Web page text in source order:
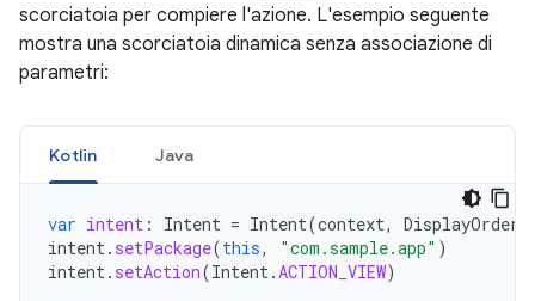
scorciatoia per compiere l'azione. L'esempio seguente
mostra una scorciatoia dinamica senza associazione di
parametri:
Kotlin Java
var intent : Intent = Intent(context,
intent. setPackage(this, "com.sample.app" )
intent. setAction(Intent.ACTION_VIEW)